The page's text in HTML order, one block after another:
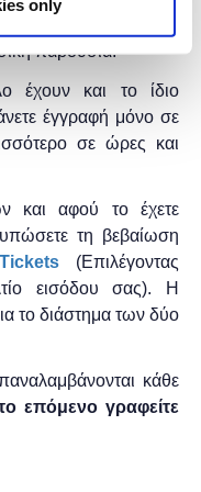
only
παρουσία.
έχουν και το ίδιο
έγγραφή μόνο σε
σε ώρες και
και αφού το έχετε
τη βεβαίωση
(Επιλέγοντας
εισόδου σας). Η
το διάστημα των δύο
κάθε
επόμενο γραφείτε